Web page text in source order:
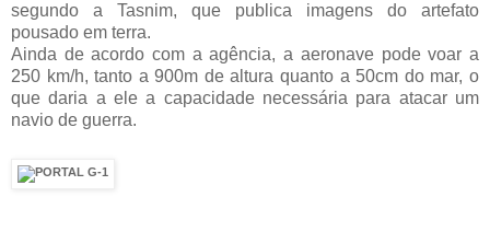
segundo a Tasnim, que publica imagens do artefato
pousado em terra.
Ainda de acordo com a agência, a aeronave pode voar a
250 km/h, tanto a 900m de altura quanto a 50cm do mar, o
que daria a ele a capacidade necessária para atacar um
navio de guerra.